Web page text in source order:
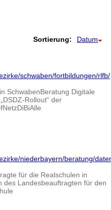
Sortierung: Datum
schwaben/fortbildungen/rlfb/
SchwabenBeratung Digitale
Rollout“ der
niederbayern/beratung/
für die Realschulen in
des Landesbeauftragten für den